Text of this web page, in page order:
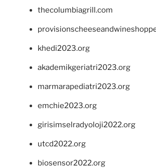
thecolumbiagrill.com
khedi2023.org
akademikgeriatri2023.org
marmarapediatri2023.org
emchie2023.org
girisimselradyoloji2022.org
utcd2022.org
biosensor2022.org